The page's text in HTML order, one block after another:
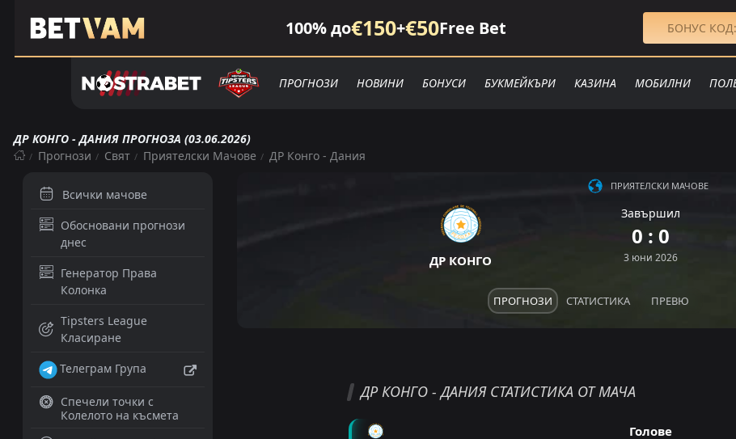
100% до€150+€50Free Bet БОНУС КОД:
ПРОГНОЗИ НОВИНИ БОНУСИ БУКМЕЙКЪРИ КАЗИНА МОБИЛНИ
ДР КОНГО - ДАНИЯ ПРОГНОЗА (03.06.2026)
Прогнози
Свят Приятелски Мачове ДР Конго - Дания
Всички мачове
Обосновани прогнози
днес
Генератор Права
Колонка
Tipsters League
Класиране
Телеграм Група
Спечели точки с
Колелото на късмета
ПРИЯТЕЛСКИ МАЧОВЕ
ДР КОНГО
Завършил
0 : 0
3 юни 2026
ПРОГНОЗИ СТАТИСТИКА ПРЕВЮ
ДР КОНГО - ДАНИЯ СТАТИСТИКА ОТ МАЧА
Голове